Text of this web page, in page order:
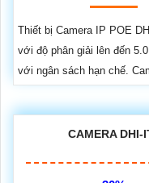
Thiết bị Camera IP POE
với độ phân giải lên đến
với ngân sách hạn chế.
CAMERA DHI-